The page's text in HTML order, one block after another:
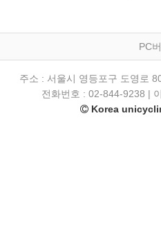
PC
주소 : 서울시 영등포구 도영로
전화번호 : 02-844-9238 |
Korea